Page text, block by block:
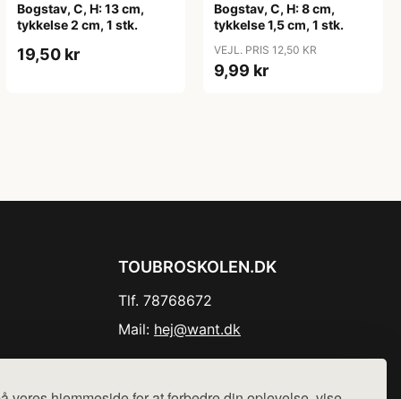
Bogstav, C, H: 13 cm,
tykkelse 2 cm, 1 stk.
19,50 kr
Bogstav, C, H: 8 cm,
tykkelse 1,5 cm, 1 stk.
VEJL. PRIS 12,50 KR
9,99 kr
TOUBROSKOLEN.DK
Tlf. 78768672
Mail: hej@want.dk